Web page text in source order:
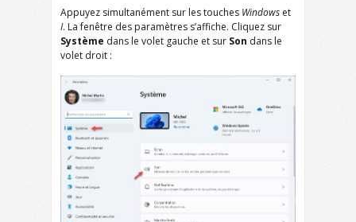
Appuyez simultanément sur les touches Windows et
I. La fenêtre des paramètres s’affiche. Cliquez sur
Système dans le volet gauche et sur Son dans le
volet droit :